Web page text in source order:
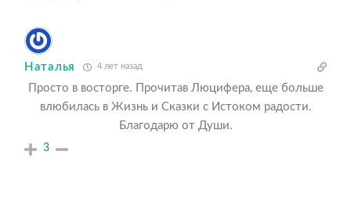
Наталья 4 лет назад
Просто в восторге. Прочитав Люцифера, еще больше
влюбилась в Жизнь и Сказки с Истоком радости.
Благодарю от Души.
3